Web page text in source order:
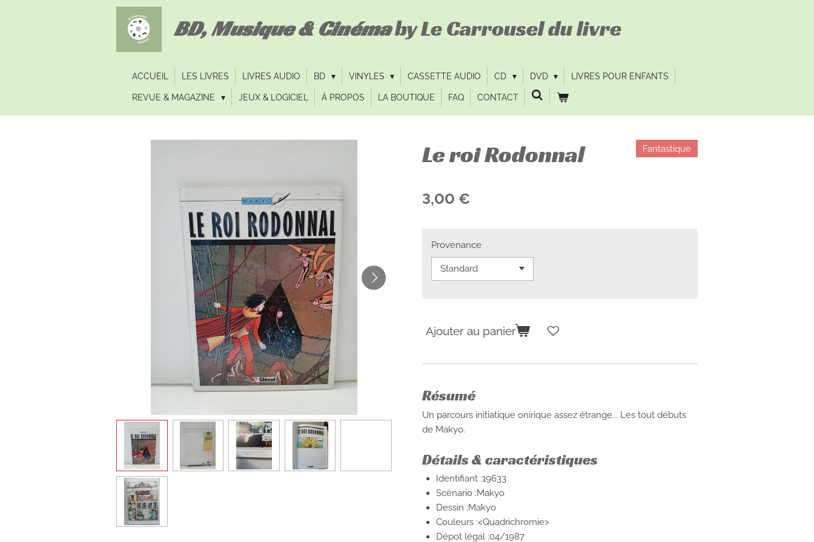
BD, Musique & Cinémaby Le Carrousel du livre
ACCUEIL LES LIVRES LIVRES AUDIO BD VINYLES CASSETTE AUDIO CD DVD LIVRES POUR ENFANTS
REVUE & MAGAZINE JEUX & LOGICIEL À PROPOS LA BOUTIQUE FAQ CONTACT
Le roi Rodonnal Fantastique
3,00 €
Provenance
Ajouter au panier
Résumé
Un parcours initiatique onirique assez étrange... Les tout débuts
de Makyo.
Détails & caractéristiques
Identifiant :19633
Scénario :Makyo
Dessin :Makyo
Couleurs :<Quadrichromie>
Dépot légal :04/1987